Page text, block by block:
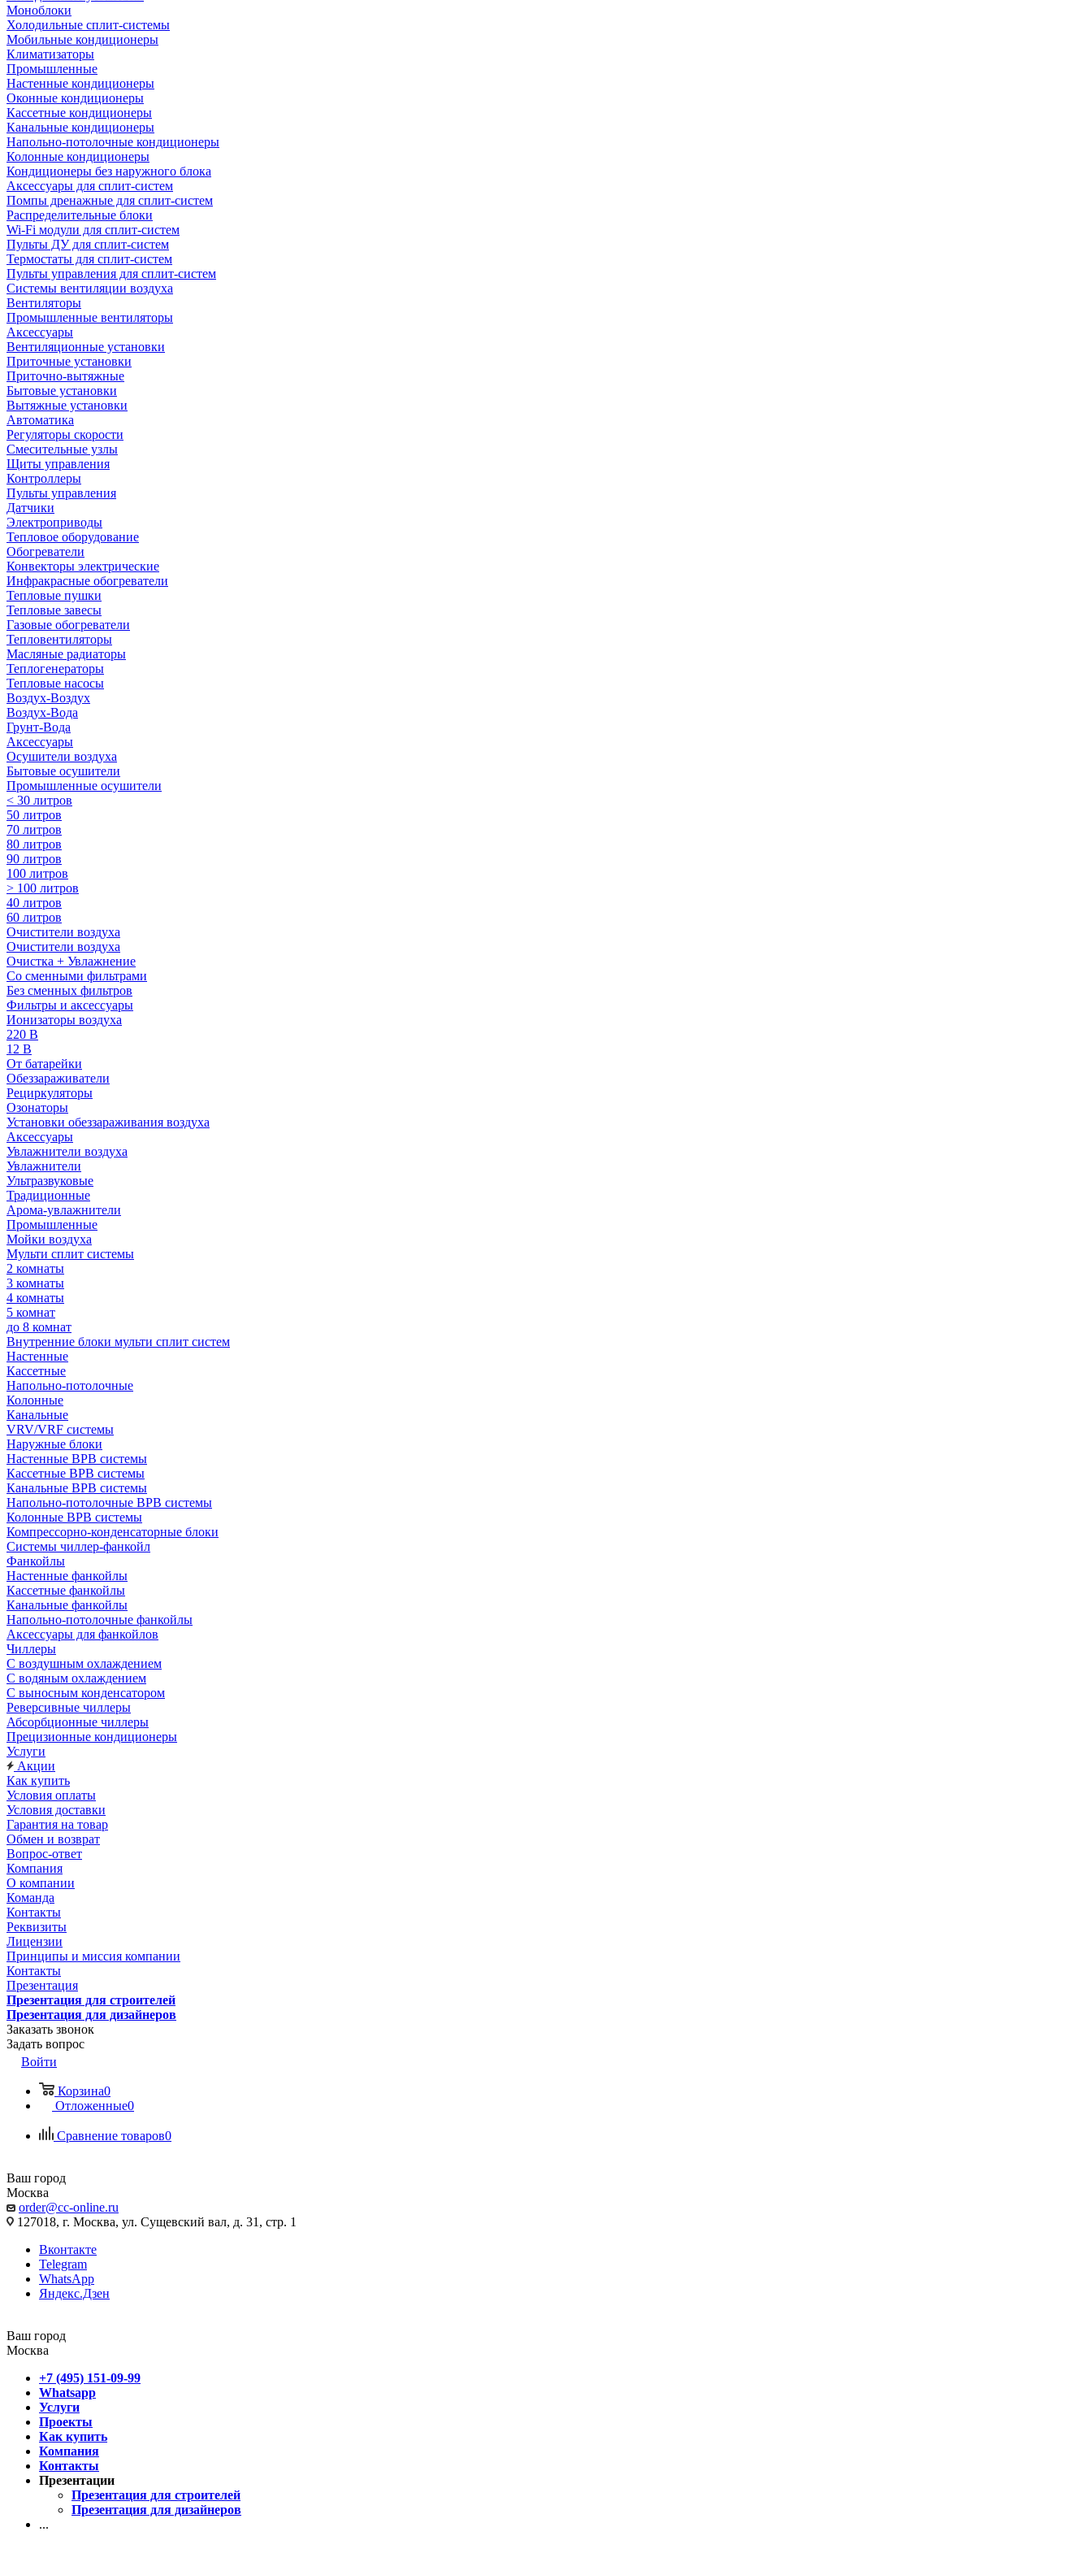
Моноблоки
Холодильные сплит-системы
Мобильные кондиционеры
Климатизаторы
Промышленные
Настенные кондиционеры
Оконные кондиционеры
Кассетные кондиционеры
Канальные кондиционеры
Напольно-потолочные кондиционеры
Колонные кондиционеры
Кондиционеры без наружного блока
Аксессуары для сплит-систем
Помпы дренажные для сплит-систем
Распределительные блоки
Wi-Fi модули для сплит-систем
Пульты ДУ для сплит-систем
Термостаты для сплит-систем
Пульты управления для сплит-систем
Системы вентиляции воздуха
Вентиляторы
Промышленные вентиляторы
Аксессуары
Вентиляционные установки
Приточные установки
Приточно-вытяжные
Бытовые установки
Вытяжные установки
Автоматика
Регуляторы скорости
Смесительные узлы
Щиты управления
Контроллеры
Пульты управления
Датчики
Электроприводы
Тепловое оборудование
Обогреватели
Конвекторы электрические
Инфракрасные обогреватели
Тепловые пушки
Тепловые завесы
Газовые обогреватели
Тепловентиляторы
Масляные радиаторы
Теплогенераторы
Тепловые насосы
Воздух-Воздух
Воздух-Вода
Грунт-Вода
Аксессуары
Осушители воздуха
Бытовые осушители
Промышленные осушители
< 30 литров
50 литров
70 литров
80 литров
90 литров
100 литров
> 100 литров
40 литров
60 литров
Очистители воздуха
Очистители воздуха
Очистка + Увлажнение
Cо сменными фильтрами
Без сменных фильтров
Фильтры и аксессуары
Ионизаторы воздуха
220 В
12 В
От батарейки
Обеззараживатели
Рециркуляторы
Озонаторы
Установки обеззараживания воздуха
Аксессуары
Увлажнители воздуха
Увлажнители
Ультразвуковые
Традиционные
Арома-увлажнители
Промышленные
Мойки воздуха
Мульти сплит системы
2 комнаты
3 комнаты
4 комнаты
5 комнат
до 8 комнат
Внутренние блоки мульти сплит систем
Настенные
Кассетные
Напольно-потолочные
Колонные
Канальные
VRV/VRF системы
Наружные блоки
Настенные ВРВ системы
Кассетные ВРВ системы
Канальные ВРВ системы
Напольно-потолочные ВРВ системы
Колонные ВРВ системы
Компрессорно-конденсаторные блоки
Системы чиллер-фанкойл
Фанкойлы
Настенные фанкойлы
Кассетные фанкойлы
Канальные фанкойлы
Напольно-потолочные фанкойлы
Аксессуары для фанкойлов
Чиллеры
С воздушным охлаждением
С водяным охлаждением
С выносным конденсатором
Реверсивные чиллеры
Абсорбционные чиллеры
Прецизионные кондиционеры
Услуги
Акции
Как купить
Условия оплаты
Условия доставки
Гарантия на товар
Обмен и возврат
Вопрос-ответ
Компания
О компании
Команда
Контакты
Реквизиты
Лицензии
Принципы и миссия компании
Контакты
Презентация
Презентация для строителей
Презентация для дизайнеров
Заказать звонок
Задать вопрос
Войти
Корзина0
Отложенные0
Сравнение товаров0
Ваш город
Москва
order@cc-online.ru
127018, г. Москва, ул. Сущевский вал, д. 31, стр. 1
Вконтакте
Telegram
WhatsApp
Яндекс.Дзен
Ваш город
Москва
+7 (495) 151-09-99
Whatsapp
Услуги
Проекты
Как купить
Компания
Контакты
Презентации
Презентация для строителей
Презентация для дизайнеров
...